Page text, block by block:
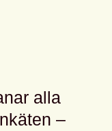
alla
–